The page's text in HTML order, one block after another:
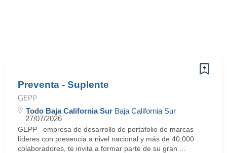
Preventa - Suplente
GEPP
Todo Baja California Sur Baja California Sur
27/07/2026
GEPP empresa de desarrollo de portafolio de marcas
líderes con presencia a nivel nacional y más de 40,000
colaboradores, te invita a formar parte de su gran ...